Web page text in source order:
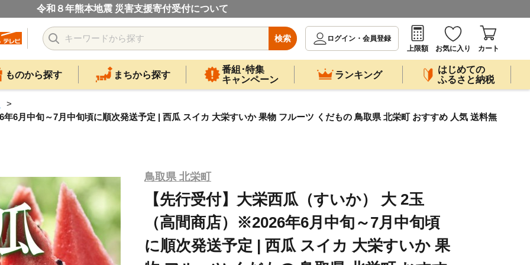
令和８年熊本地震 災害支援寄付受付について
検索
ログイン・会員登録
上限額
お気に入り カート
ものから探す まちから探す
番組･特集
キャンペーン
ランキング
はじめての
ふるさと納税
6月中旬～7月中旬頃に順次発送予定 | 西瓜 スイカ 大栄すいか 果物 フルーツ くだもの 鳥取県 北栄町 おすすめ 人気 送料無
鳥取県 北栄町
【先行受付】大栄西瓜（すいか） 大 2玉
（高間商店）※2026年6月中旬～7月中旬頃
に順次発送予定 | 西瓜 スイカ 大栄すいか 果